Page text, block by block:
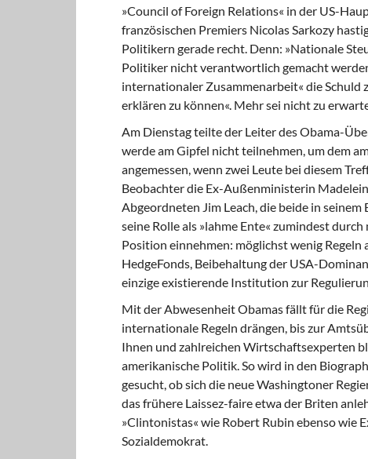
»Council of Foreign Relations« in der US-
französischen Premiers Nicolas Sarkozy
Politikern gerade recht. Denn: »Nationale
Politiker nicht verantwortlich gemacht
internationaler Zusammenarbeit« die Schuld
erklären zu können«. Mehr sei nicht zu
Am Dienstag teilte der Leiter des Obama-
werde am Gipfel nicht teilnehmen, um dem
angemessen, wenn zwei Leute bei diesem
Beobachter die Ex-Außenministerin
Abgeordneten Jim Leach, die beide in
seine Rolle als »lahme Ente« zumindest
Position einnehmen: möglichst wenig
HedgeFonds, Beibehaltung der USA-
einzige existierende Institution zur
Mit der Abwesenheit Obamas fällt für die
internationale Regeln drängen, bis zur
Ihnen und zahlreichen Wirtschaftsexperten
amerikanische Politik. So wird in den
gesucht, ob sich die neue Washingtoner
das frühere Laissez-faire etwa der Briten
»Clintonistas« wie Robert Rubin ebenso wie
Sozialdemokrat.